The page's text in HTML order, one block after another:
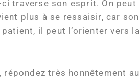
traverse son esprit. On
plus à se ressaisir, car
il peut l’orienter vers
, répondez très honnêtement